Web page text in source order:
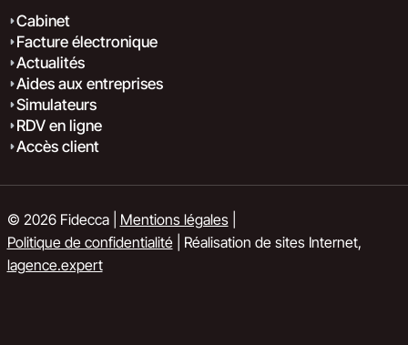
Cabinet
Facture électronique
Actualités
Aides aux entreprises
Simulateurs
RDV en ligne
Accès client
© 2026 Fidecca | Mentions légales|
Politique de confidentialité| Réalisation de sites Internet,
lagence.expert